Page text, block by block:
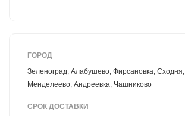
ГОРОД
Зеленоград; Алабушево; Фирсановка; Сходня;
Менделеево; Андреевка; Чашниково
СРОК ДОСТАВКИ